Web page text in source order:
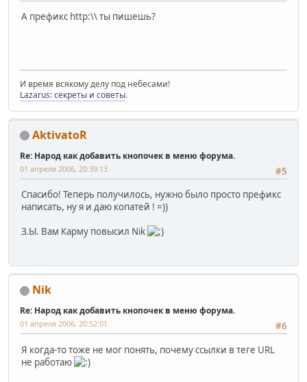
А префикс http:\\ ты пишешь?
И время всякому делу под небесами!
Lazarus: секреты и советы.
AktivatoR
Re: Народ как добавить кнопочек в меню форума.
#5
01 апреля 2006, 20:39:13
Спасибо! Теперь получилось, нужно было просто префикс
написать, ну я и даю копатей ! =))
З.Ы. Вам Карму повысил Nik
Nik
Re: Народ как добавить кнопочек в меню форума.
#6
01 апреля 2006, 20:52:01
Я когда-то тоже не мог понять, почему ссылки в теге URL
не работаю